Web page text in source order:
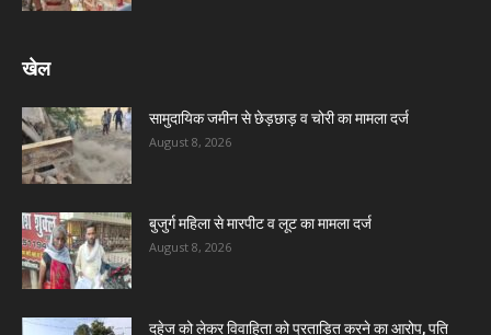
खेल
सामुदायिक जमीन से छेड़छाड़ व चोरी का मामला दर्ज
August 8, 2026
बुजुर्ग महिला से मारपीट व लूट का मामला दर्ज
August 8, 2026
दहेज को लेकर विवाहिता को प्रताड़ित करने का आरोप, पति